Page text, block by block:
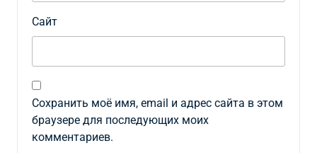
Сайт
Сохранить моё имя, email и адрес сайта в этом
браузере для последующих моих
комментариев.